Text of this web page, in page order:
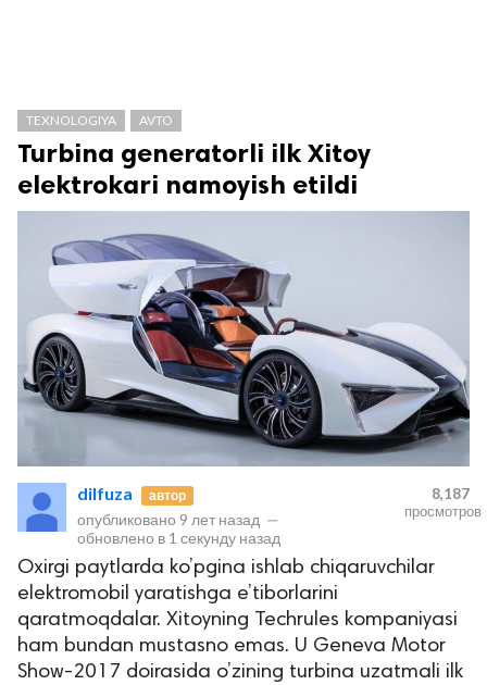
TEXNOLOGIYA AVTO
Turbina generatorli ilk Xitoy
elektrokari namoyish etildi
dilfuza автор
опубликовано 9 лет назад —
обновлено в 1 секунду назад
8,187
просмотров
Oxirgi paytlarda ko’pgina ishlab chiqaruvchilar
elektromobil yaratishga e’tiborlarini
qaratmoqdalar. Xitoyning Techrules kompaniyasi
ham bundan mustasno emas. U Geneva Motor
Show-2017 doirasida o’zining turbina uzatmali ilk